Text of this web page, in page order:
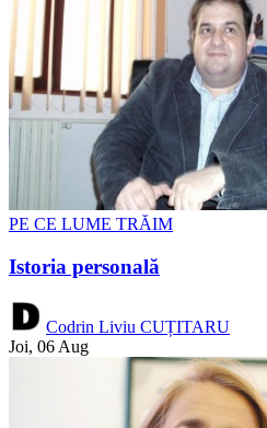
PE CE LUME TRĂIM
Istoria personală
Codrin Liviu CUȚITARU
Joi, 06 Aug